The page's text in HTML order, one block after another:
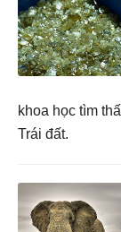
khoa học tìm
Trái đất.